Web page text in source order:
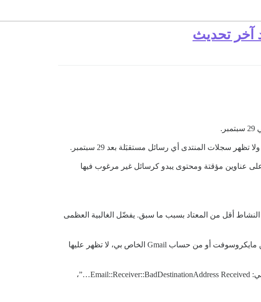
آخر تحديث
سجلات المنتدى أي رسائل مستقبَلة بعد 29 سبتمبر.
المرفوضة كانت تحتوي على عناوين مؤقتة ومحتوى يبدو كرسائل غير مرغوب فيها
أقل من المعتاد بسبب ما سبق. يفضّل الغالبية العظمى
الرسائل التجريبية المرسلة كردود على إشعارات البريد الإلكتروني للمنتدى، سواء من عنوان بريدي المضيف من مايكروسوفت أو من حساب Gmail الخاص بي، لا تظهر عليها
يُظهر سجل أخطاء المنتدى بضع تحذيرات (أيقونة تعجب صفراء) في 29 سبتمبر: “لا يمكن معالجة البريد الإلكتروني: Email::Receiver::BadDestinationAddress Received…”،